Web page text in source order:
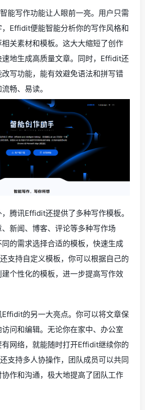
能写作功能让人眼前一亮。用户只需
Effidit便能智能分析你的写作风格和
关素材和模板。这大大缩短了创作
地生成高质量文章。同时，Effidit还
写功能，能有效避免语法和拼写错
畅、易读。
腾讯Effidit还提供了多种写作模板。
新闻、博客、评论等多种写作场
的需求选择合适的模板，快速生成
支持自定义模板，你可以根据自己的
个性化的模板，进一步提高写作效
的另一大亮点。你可以将文章保
问和编辑。无论你在家中、办公室
网络，就能随时打开Effidit继续你的
支持多人协操作，团队成员可以共同
作和沟通，极大地提高了团队工作